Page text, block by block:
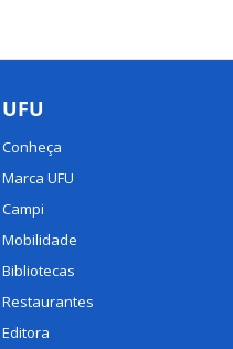
UFU
Conheça
Marca UFU
Campi
Mobilidade
Bibliotecas
Restaurantes
Editora